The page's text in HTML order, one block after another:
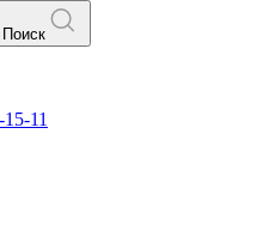
Поиск
11